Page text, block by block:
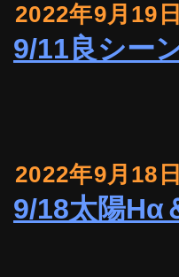
2022年9月19日
9/11良シー
2022年9月18日
9/18太陽Hα